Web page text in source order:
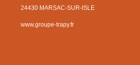
24430 MARSAC-SUR-ISLE
www.groupe-trapy.fr